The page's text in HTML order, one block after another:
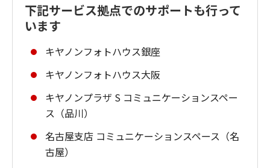
下記サービス拠点でのサポートも行って
います
キヤノンフォトハウス銀座
キヤノンフォトハウス大阪
キヤノンプラザ S コミュニケーションスペー
ス（品川）
名古屋支店 コミュニケーションスペース（名
古屋）